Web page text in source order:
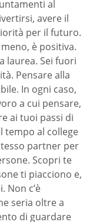
al
avere il
per il futuro.
è positiva.
laurea. Sei fuori
Pensare alla
In ogni caso,
a cui pensare,
ai tuoi passi di
tempo al college
partner per
Scopri te
ti piacciono e,
Non c’è
seria oltre a
di guardare